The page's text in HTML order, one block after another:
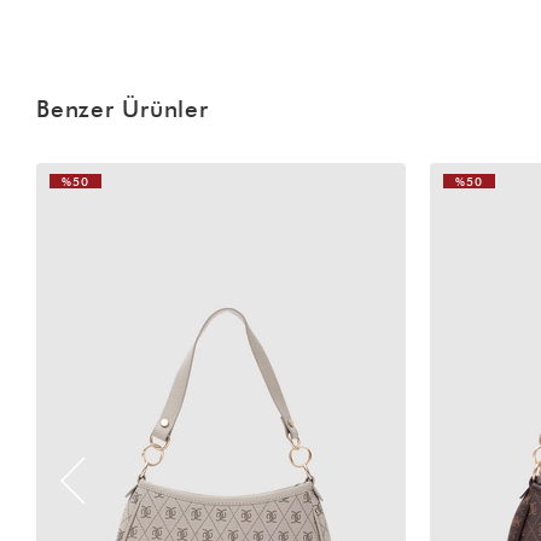
Benzer Ürünler
%50 %50